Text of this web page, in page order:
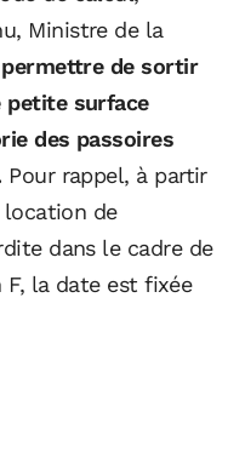
Ministre de la
de sortir
petite surface
des passoires
Pour rappel, à partir
location de
dans le cadre de
la date est fixée